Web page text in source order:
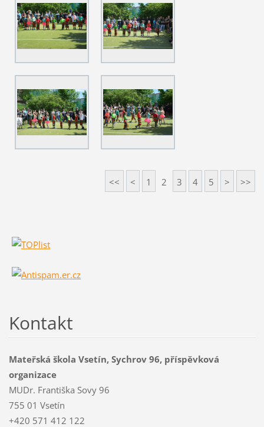
<< < 1 2 3 4 5 > >>
Kontakt
Mateřská škola Vsetín, Sychrov 96, příspěvková
organizace
MUDr. Františka Sovy 96
755 01 Vsetín
+420 571 412 122